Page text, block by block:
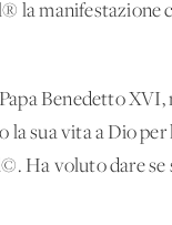
la manifestazione
Benedetto XVI,
sua vita a Dio per
Ha voluto dare